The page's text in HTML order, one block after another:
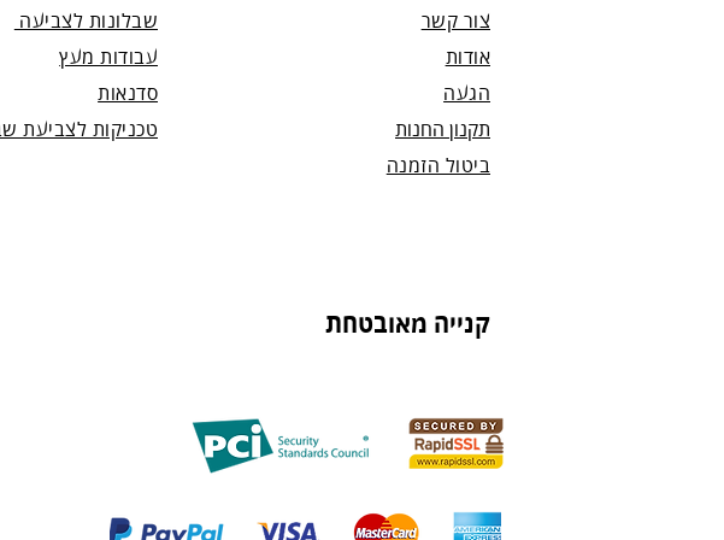
שבלונות לצביעה
עבודות מעץ
סדנאות
טכניקות לצביעת
צור קשר
אודות
הגעה
תקנון החנות
ביטול הזמנה
קנייה מאובטחת